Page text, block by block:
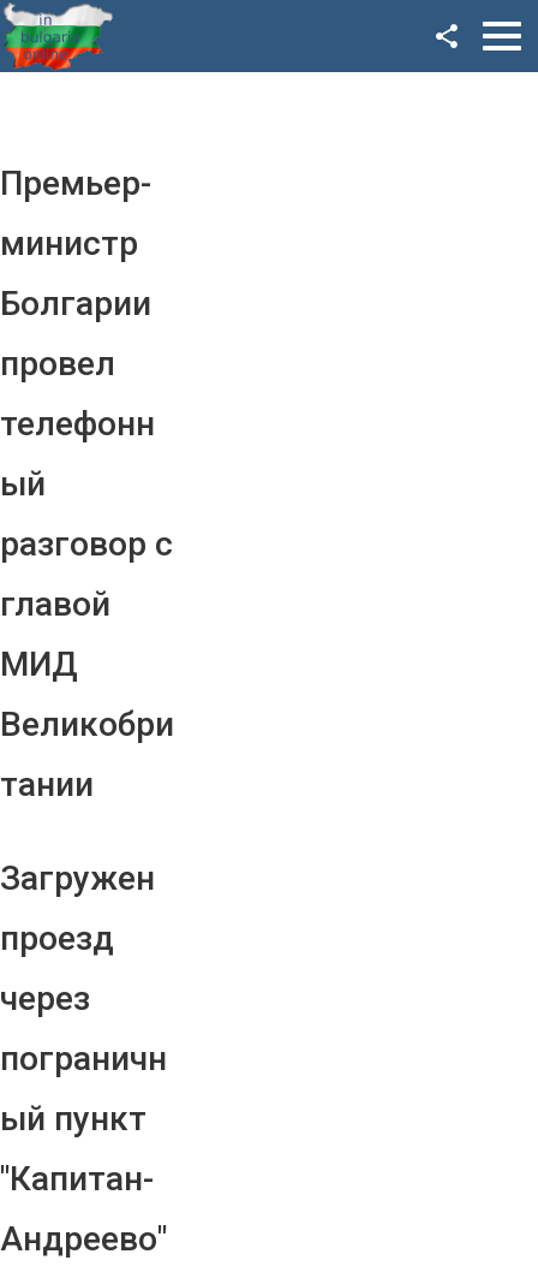
Премьер-
министр
Болгарии
провел
телефонн
ый
разговор с
главой
МИД
Великобри
тании
Загружен
проезд
через
пограничн
ый пункт
"Капитан-
Андреево"